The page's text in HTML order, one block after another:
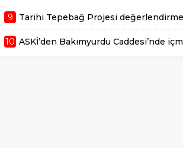
9 Tarihi Tepebağ Projesi değerlendirme toplantısı
10 ASKİ’den Bakımyurdu Caddesi’nde içme suyu altyapısına güçlü